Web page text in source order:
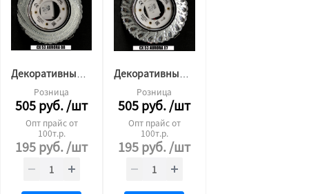
Декоративный светильник GX53+5W(6500К) Аврора 08 Сфера LED
Розница
505руб./шт
Опт прайс от
100т.р.
195руб./шт
Декоративный светильник GX53+5W(6500К) Аврора 07 Сфера LED
Розница
505руб./шт
Опт прайс от
100т.р.
195руб./шт